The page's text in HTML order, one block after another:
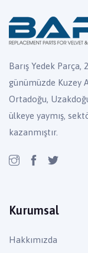
Barış Yedek Parça,
günümüzde Kuzey
Ortadoğu,
ülkeye yaymış,
kazanmıştır.
Kurumsal
Hakkımızda